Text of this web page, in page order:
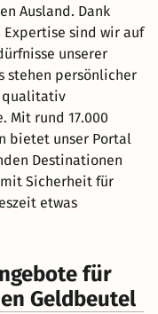
Ausland. Dank
Expertise sind wir auf
unserer
stehen persönlicher
qualitativ
Mit rund 17.000
bietet unser Portal
Destinationen
Sicherheit für
etwas
für
Geldbeutel